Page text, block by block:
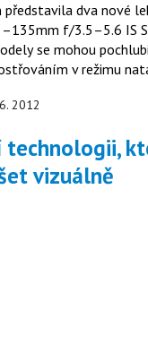
představila dva nové
f/3.5–5.6 IS
se mohou
v režimu
2012
vizuálně